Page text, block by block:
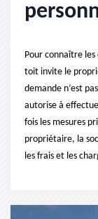
Pour connaître les
toit invite le
demande n’est
autorise à
fois les mesures
propriétaire, la
les frais et les